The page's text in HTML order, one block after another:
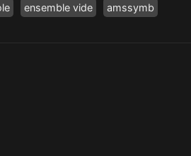
ensemble vide amssymb